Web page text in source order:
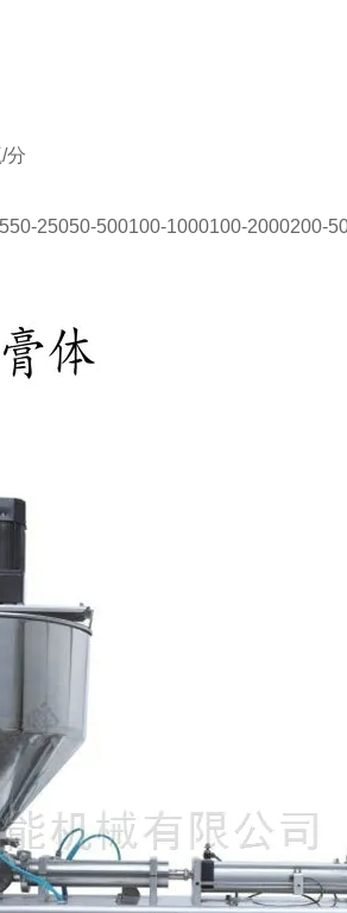
分
25050-500100-1000100-2000200-